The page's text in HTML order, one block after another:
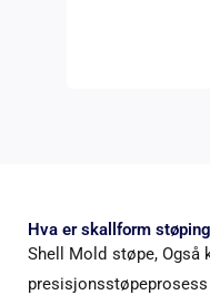
Hva er skallform
Shell Mold støpe, Også